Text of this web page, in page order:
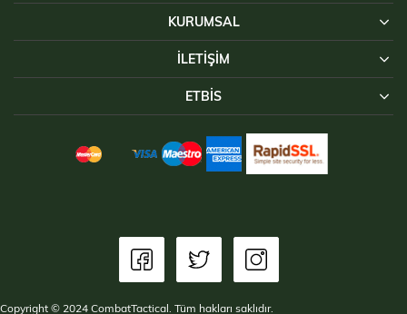
KURUMSAL
İLETIŞIM
ETBİS
Copyright © 2024 CombatTactical. Tüm hakları saklıdır.